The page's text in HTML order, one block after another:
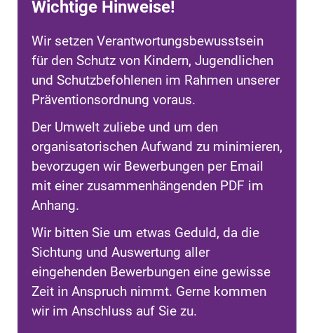
Wichtige Hinweise!
Wir setzen Verantwortungsbewusstsein
für den Schutz von Kindern, Jugendlichen
und Schutzbefohlenen im Rahmen unserer
Präventionsordnung voraus.
Der Umwelt zuliebe und um den
organisatorischen Aufwand zu minimieren,
bevorzugen wir Bewerbungen per Email
mit einer zusammenhängenden PDF im
Anhang.
Wir bitten Sie um etwas Geduld, da die
Sichtung und Auswertung aller
eingehenden Bewerbungen eine gewisse
Zeit in Anspruch nimmt. Gerne kommen
wir im Anschluss auf Sie zu.